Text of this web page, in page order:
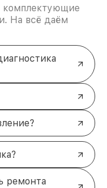
комплектующие
На всё даём
ремонта